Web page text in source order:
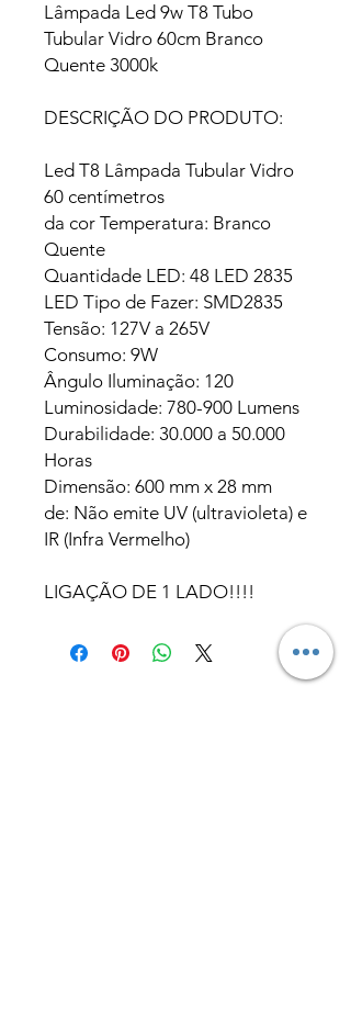
Lâmpada Led 9w T8 Tubo
Tubular Vidro 60cm Branco
Quente 3000k
DESCRIÇÃO DO PRODUTO:
Led T8 Lâmpada Tubular Vidro
60 centímetros
da cor Temperatura: Branco
Quente
Quantidade LED: 48 LED 2835
LED Tipo de Fazer: SMD2835
Tensão: 127V a 265V
Consumo: 9W
Ângulo Iluminação: 120
Luminosidade: 780-900 Lumens
Durabilidade: 30.000 a 50.000
Horas
Dimensão: 600 mm x 28 mm
de: Não emite UV (ultravioleta) e
IR (Infra Vermelho)
LIGAÇÃO DE 1 LADO!!!!